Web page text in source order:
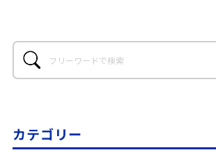
カテゴリー